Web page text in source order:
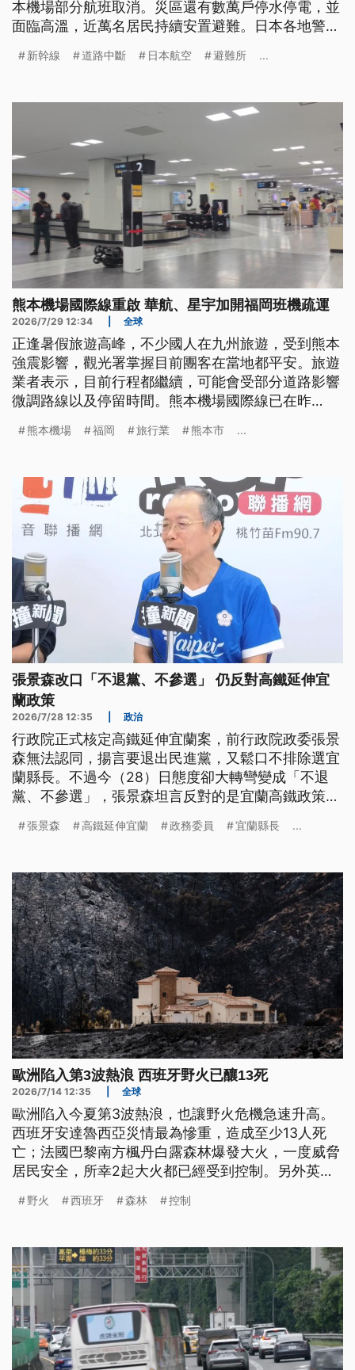
本機場部分航班取消。災區還有數萬戶停水停電，並
面臨高溫，近萬名居民持續安置避難。日本各地警
新幹線 道路中斷 日本航空 避難所 ...
熊本機場國際線重啟 華航、星宇加開福岡班機疏運
2026/7/29 12:34 全球
正逢暑假旅遊高峰，不少國人在九州旅遊，受到熊本
強震影響，觀光署掌握目前團客在當地都平安。旅遊
業者表示，目前行程都繼續，可能會受部分道路影響
微調路線以及停留時間。熊本機場國際線已在昨
到福岡，疏運滯留旅客，估計這兩天應該就會消化完
熊本機場 福岡 旅行業 熊本市 ...
張景森改口「不退黨、不參選」 仍反對高鐵延伸宜
蘭政策
2026/7/28 12:35 政治
行政院正式核定高鐵延伸宜蘭案，前行政院政委張景
森無法認同，揚言要退出民進黨，又鬆口不排除選宜
蘭縣長。不過今（28）日態度卻大轉彎變成「不退
黨、不參選」，張景森坦言反對的是宜蘭高鐵政策並
投。
張景森 高鐵延伸宜蘭 政務委員 宜蘭縣長 ...
歐洲陷入第3波熱浪 西班牙野火已釀13死
2026/7/14 12:35 全球
歐洲陷入今夏第3波熱浪，也讓野火危機急速升高。
西班牙安達魯西亞災情最為慘重，造成至少13人死
亡；法國巴黎南方楓丹白露森林爆發大火，一度威脅
居民安全，所幸2起大火都已經受到控制。另外英
野火 西班牙 森林 控制